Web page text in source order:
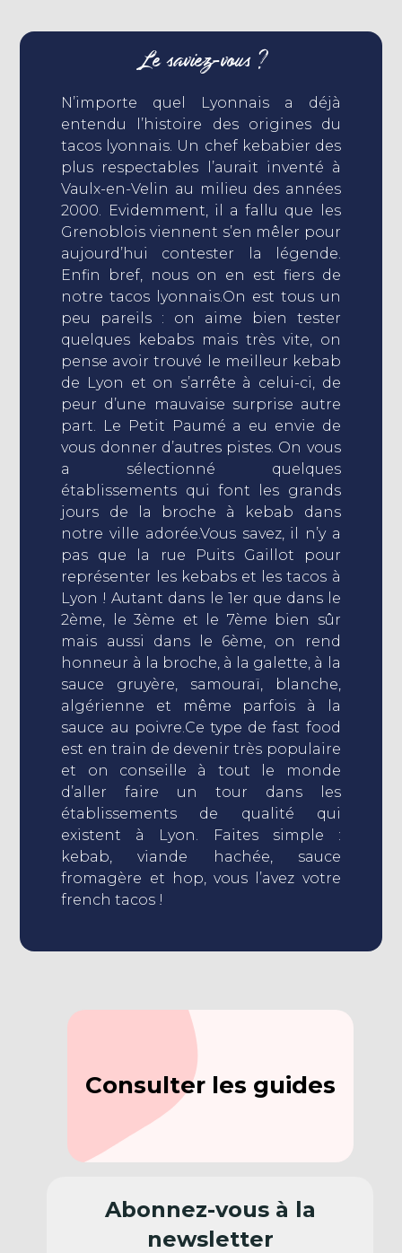
Le saviez-vous ?
N’importe quel Lyonnais a déjà
entendu l’histoire des origines du
tacos lyonnais. Un chef kebabier des
plus respectables l’aurait inventé à
Vaulx-en-Velin au milieu des années
2000. Evidemment, il a fallu que les
Grenoblois viennent s’en mêler pour
aujourd’hui contester la légende.
Enfin bref, nous on en est fiers de
notre tacos lyonnais.On est tous un
peu pareils : on aime bien tester
quelques kebabs mais très vite, on
pense avoir trouvé le meilleur kebab
de Lyon et on s’arrête à celui-ci, de
peur d’une mauvaise surprise autre
part. Le Petit Paumé a eu envie de
vous donner d’autres pistes. On vous
a sélectionné quelques
établissements qui font les grands
jours de la broche à kebab dans
notre ville adorée.Vous savez, il n’y a
pas que la rue Puits Gaillot pour
représenter les kebabs et les tacos à
Lyon ! Autant dans le 1er que dans le
2ème, le 3ème et le 7ème bien sûr
mais aussi dans le 6ème, on rend
honneur à la broche, à la galette, à la
sauce gruyère, samouraï, blanche,
algérienne et même parfois à la
sauce au poivre.Ce type de fast food
est en train de devenir très populaire
et on conseille à tout le monde
d’aller faire un tour dans les
établissements de qualité qui
existent à Lyon. Faites simple :
kebab, viande hachée, sauce
fromagère et hop, vous l’avez votre
french tacos !
Consulter les guides
Abonnez-vous à la
newsletter